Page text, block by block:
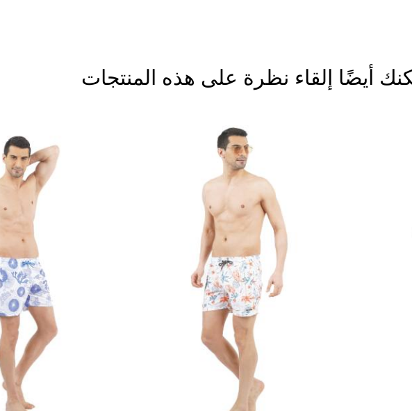
أيضًا إلقاء نظرة على هذه المنتجات